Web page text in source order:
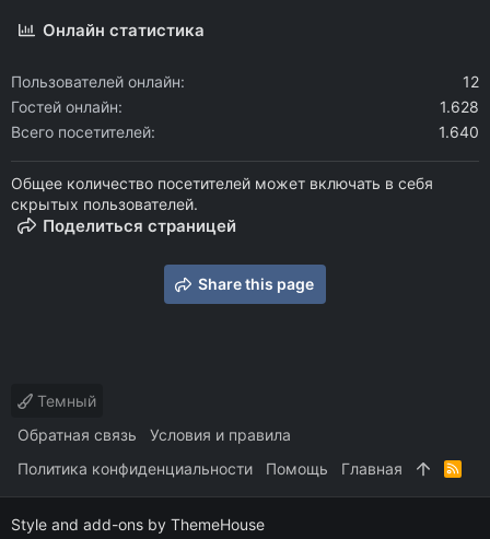
Онлайн статистика
Пользователей онлайн
12
Гостей онлайн
1.628
Всего посетителей
1.640
Общее количество посетителей может включать в себя
скрытых пользователей.
Поделиться страницей
Share this page
Темный
Обратная связь
Условия и правила
Политика конфиденциальности
Помощь Главная
R
Style and add-ons by ThemeHouse